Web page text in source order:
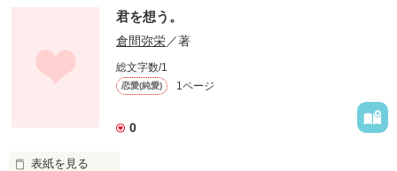
君を想う。
倉間弥栄／著
総文字数/1
恋愛(純愛) 1ページ
0
表紙を見る